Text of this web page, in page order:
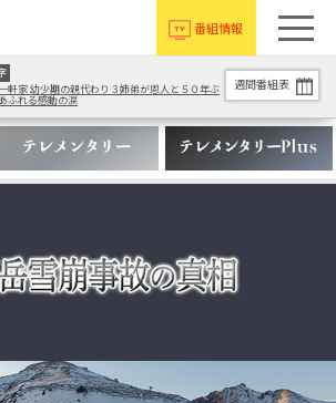
番組情報
軒家 幼少期の親代わり３姉弟が恩人と５０年ぶ
ふれる感動の涙
週間番組表